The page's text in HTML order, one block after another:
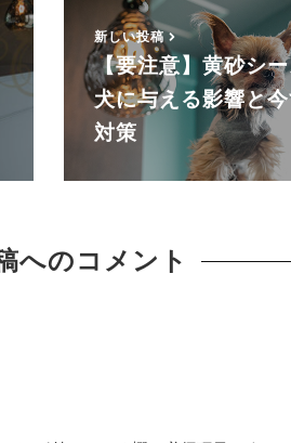
新しい投稿
【要注意】黄砂シ
犬に与える影響と
対策
へのコメント